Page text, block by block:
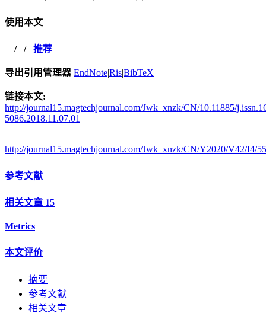
使用本文
/ / 推荐
导出引用管理器 EndNote|Ris|BibTeX
链接本文:
http://journal15.magtechjournal.com/Jwk_xnzk/CN/10.11885/
5086.2018.11.07.01
http://journal15.magtechjournal.com/Jwk_xnzk/CN/Y2020/V42/I4/55
参考文献
相关文章 15
Metrics
本文评价
摘要
参考文献
相关文章